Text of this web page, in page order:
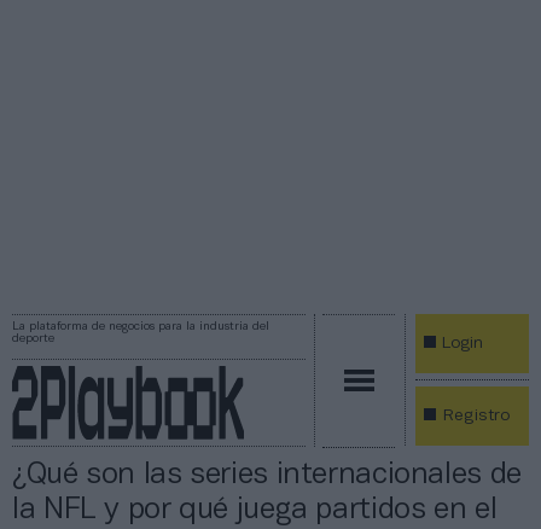
La plataforma de negocios para la industria del
deporte
Login
Registro
¿Qué son las series internacionales de
la NFL y por qué juega partidos en el